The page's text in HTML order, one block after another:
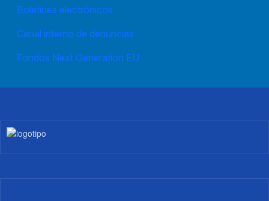
Boletines electrónicos
Canal interno de denuncias
Fondos Next Generation EU
Imagen